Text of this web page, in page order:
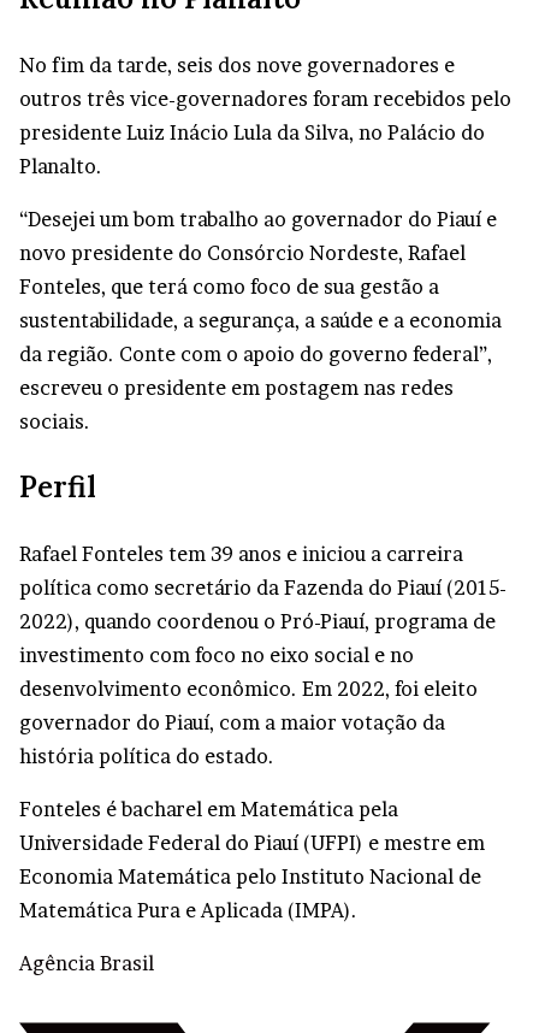
No fim da tarde, seis dos nove governadores e
outros três vice-governadores foram recebidos pelo
presidente Luiz Inácio Lula da Silva, no Palácio do
Planalto.
“Desejei um bom trabalho ao governador do Piauí e
novo presidente do Consórcio Nordeste, Rafael
Fonteles, que terá como foco de sua gestão a
sustentabilidade, a segurança, a saúde e a economia
da região. Conte com o apoio do governo federal”,
escreveu o presidente em postagem nas redes
sociais.
Perfil
Rafael Fonteles tem 39 anos e iniciou a carreira
política como secretário da Fazenda do Piauí (2015-
2022), quando coordenou o Pró-Piauí, programa de
investimento com foco no eixo social e no
desenvolvimento econômico. Em 2022, foi eleito
governador do Piauí, com a maior votação da
história política do estado.
Fonteles é bacharel em Matemática pela
Universidade Federal do Piauí (UFPI) e mestre em
Economia Matemática pelo Instituto Nacional de
Matemática Pura e Aplicada (IMPA).
Agência Brasil